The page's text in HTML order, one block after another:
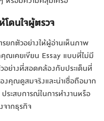
โดนใจผู้ตรวจ
ยกตัวอย่างให้ผู้อ่านเห็นภาพ
ณเคยเขียน Essay แบบที่ไม่มี
อย่างที่สอดคล้องกับประเด็นที่
งคุณดูสมจริงและน่าเชื่อถือมาก
ระสบการณ์ในการทำงานหรือ
จากธุรกิจ